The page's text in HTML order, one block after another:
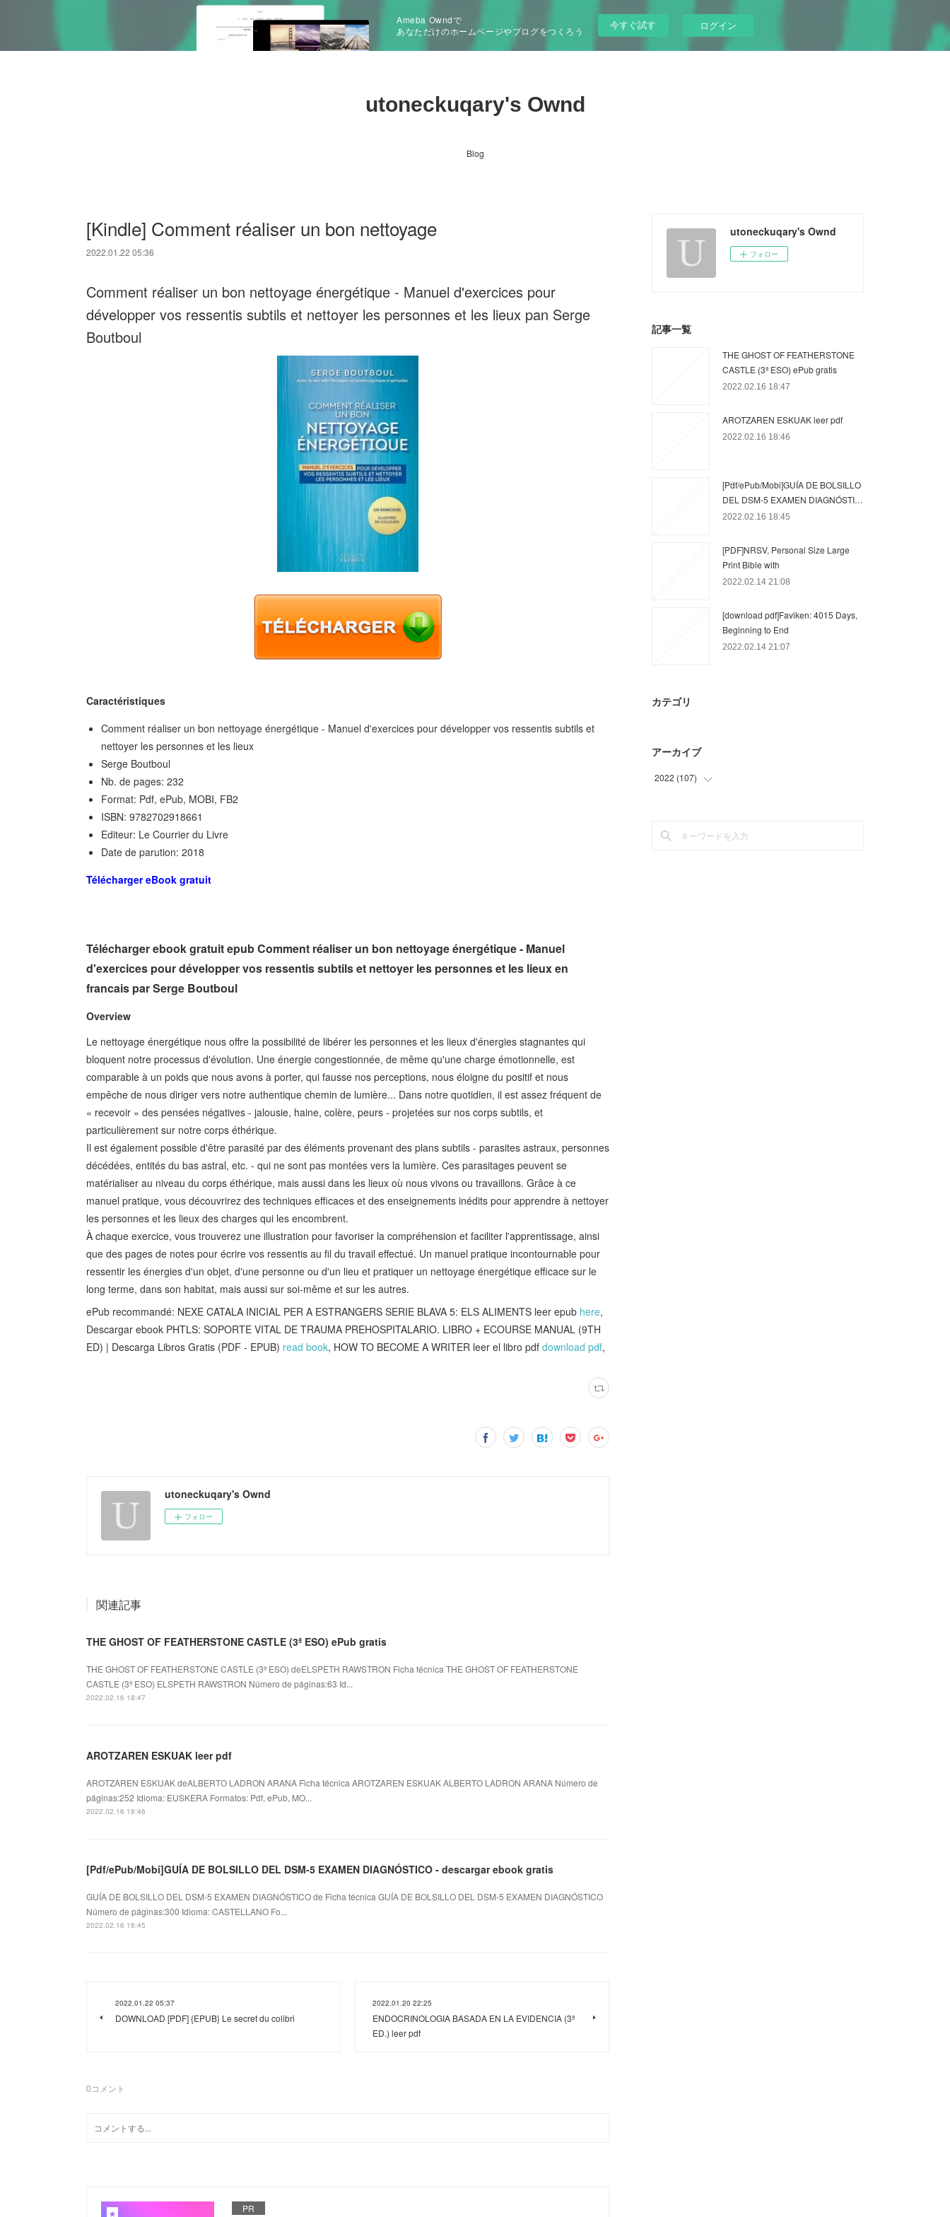
Ameba Owndで
あなただけのホームページやブログをつくろう
今すぐ試す ログイン
utoneckuqary's Ownd
Blog
[Kindle] Comment réaliser un bon nettoyage
2022.01.22 05:36
Comment réaliser un bon nettoyage énergétique - Manuel d'exercices pour
développer vos ressentis subtils et nettoyer les personnes et les lieux pan Serge
Boutboul
Caractéristiques
Comment réaliser un bon nettoyage énergétique - Manuel d'exercices pour développer vos ressentis subtils et
nettoyer les personnes et les lieux
Serge Boutboul
Nb. de pages: 232
Format: Pdf, ePub, MOBI, FB2
ISBN: 9782702918661
Editeur: Le Courrier du Livre
Date de parution: 2018
Télécharger eBook gratuit
Télécharger ebook gratuit epub Comment réaliser un bon nettoyage énergétique - Manuel
d'exercices pour développer vos ressentis subtils et nettoyer les personnes et les lieux en
francais par Serge Boutboul
Overview
Le nettoyage énergétique nous offre la possibilité de libérer les personnes et les lieux d'énergies stagnantes qui
bloquent notre processus d'évolution. Une énergie congestionnée, de même qu'une charge émotionnelle, est
comparable à un poids que nous avons à porter, qui fausse nos perceptions, nous éloigne du positif et nous
empêche de nous diriger vers notre authentique chemin de lumière... Dans notre quotidien, il est assez fréquent de
« recevoir » des pensées négatives - jalousie, haine, colère, peurs - projetées sur nos corps subtils, et
particulièrement sur notre corps éthérique.
Il est également possible d'être parasité par des éléments provenant des plans subtils - parasites astraux, personnes
décédées, entités du bas astral, etc. - qui ne sont pas montées vers la lumière. Ces parasitages peuvent se
matérialiser au niveau du corps éthérique, mais aussi dans les lieux où nous vivons ou travaillons. Grâce à ce
manuel pratique, vous découvrirez des techniques efficaces et des enseignements inédits pour apprendre à nettoyer
les personnes et les lieux des charges qui les encombrent.
À chaque exercice, vous trouverez une illustration pour favoriser la compréhension et faciliter l'apprentissage, ainsi
que des pages de notes pour écrire vos ressentis au fil du travail effectué. Un manuel pratique incontournable pour
ressentir les énergies d'un objet, d'une personne ou d'un lieu et pratiquer un nettoyage énergétique efficace sur le
long terme, dans son habitat, mais aussi sur soi-même et sur les autres.
ePub recommandé: NEXE CATALA INICIAL PER A ESTRANGERS SERIE BLAVA 5: ELS ALIMENTS leer epub here,
Descargar ebook PHTLS: SOPORTE VITAL DE TRAUMA PREHOSPITALARIO. LIBRO + ECOURSE MANUAL (9TH
ED) | Descarga Libros Gratis (PDF - EPUB) read book, HOW TO BECOME A WRITER leer el libro pdf download pdf,
utoneckuqary's Ownd
フォロー
関連記事
THE GHOST OF FEATHERSTONE CASTLE (3ª ESO) ePub gratis
THE GHOST OF FEATHERSTONE CASTLE (3ª ESO) deELSPETH RAWSTRON Ficha técnica THE GHOST OF FEATHERSTONE
CASTLE (3ª ESO) ELSPETH RAWSTRON Número de páginas:63 Id...
2022.02.16 18:47
AROTZAREN ESKUAK leer pdf
AROTZAREN ESKUAK deALBERTO LADRON ARANA Ficha técnica AROTZAREN ESKUAK ALBERTO LADRON ARANA Número de
páginas:252 Idioma: EUSKERA Formatos: Pdf, ePub, MO...
2022.02.16 18:46
[Pdf/ePub/Mobi]GUÍA DE BOLSILLO DEL DSM-5 EXAMEN DIAGNÓSTICO - descargar ebook gratis
GUÍA DE BOLSILLO DEL DSM-5 EXAMEN DIAGNÓSTICO de Ficha técnica GUÍA DE BOLSILLO DEL DSM-5 EXAMEN DIAGNÓSTICO
Número de páginas:300 Idioma: CASTELLANO Fo...
2022.02.16 18:45
2022.01.22 05:37
DOWNLOAD [PDF] {EPUB} Le secret du colibri
2022.01.20 22:25
ENDOCRINOLOGIA BASADA EN LA EVIDENCIA (3ª
ED.) leer pdf
0コメント
PR
utoneckuqary's Ownd
フォロー
記事一覧
THE GHOST OF FEATHERSTONE
CASTLE (3ª ESO) ePub gratis
2022.02.16 18:47
AROTZAREN ESKUAK leer pdf
2022.02.16 18:46
[Pdf/ePub/Mobi]GUÍA DE BOLSILLO
DEL DSM-5 EXAMEN DIAGNÓSTI…
2022.02.16 18:45
[PDF]NRSV, Personal Size Large
Print Bible with
2022.02.14 21:08
[download pdf]Faviken: 4015 Days,
Beginning to End
2022.02.14 21:07
カテゴリ
アーカイブ
2022 (107)